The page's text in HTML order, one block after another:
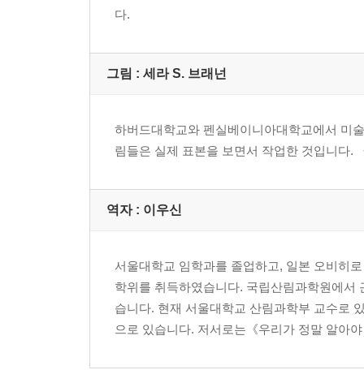
다.
그림 : 세라 S. 브래넌
하버드대학교와 펜실베이니아대학교에서 미
림들은 실제 표본을 보면서 작업한 것입니다.
역자 : 이우신
서울대학교 임학과를 졸업하고, 일본 오비히
학위를 취득하였습니다. 국립산림과학원에
습니다. 현재 서울대학교 산림과학부 교수로
으로 있습니다. 저서로는《우리가 정말 알아